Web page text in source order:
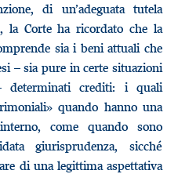
di un’adeguata tutela
la Corte ha ricordato che la
sia i beni attuali che
– sia pure in certe situazioni
determinati crediti: i quali
quando hanno una
come quando sono
giurisprudenza, sicché
di una legittima aspettativa